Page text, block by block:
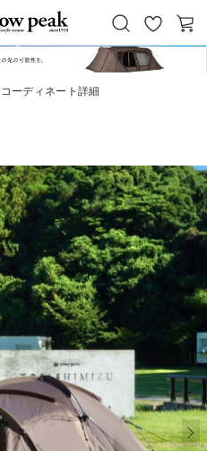
Peak
お
気
カ
コーディネート詳細